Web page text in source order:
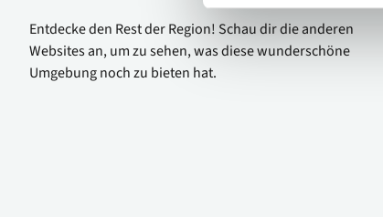
Entdecke den Rest der Region! Schau dir die anderen
Websites an, um zu sehen, was diese wunderschöne
Umgebung noch zu bieten hat.